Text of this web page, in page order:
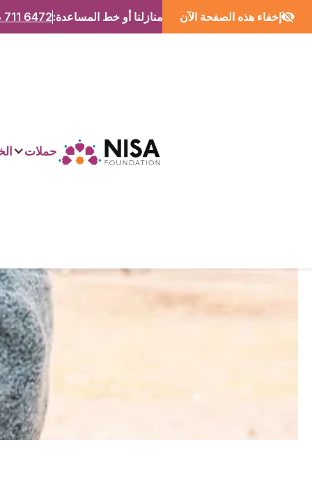
اتصل بمنازلنا أو خط المساعدة:6472 إخفاء هذه الصفحة الآن
حملات